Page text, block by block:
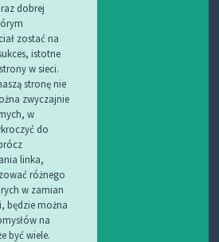
dobrej
zostać na
istotne
w sieci.
stronę nie
zwyczajnie
w
do
linka,
różnego
w zamian
będzie można
na
być wiele.